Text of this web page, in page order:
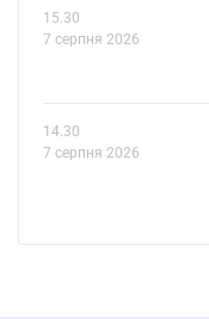
15.30
7 серпня 2026
14.30
7 серпня 2026